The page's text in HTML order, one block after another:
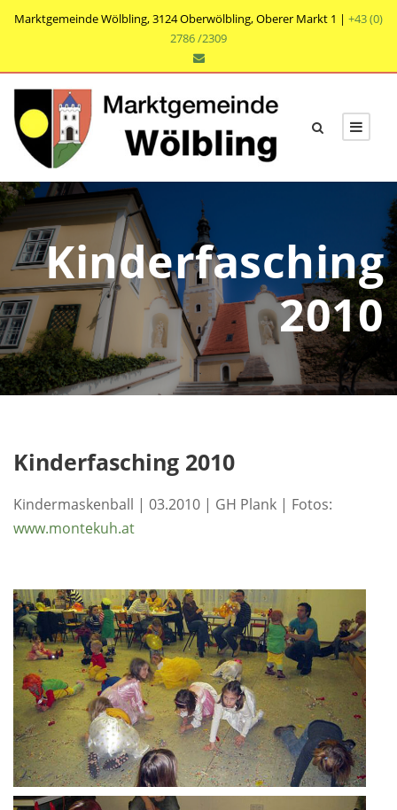
Marktgemeinde Wölbling, 3124 Oberwölbling, Oberer Markt 1 | +43 (0)
2786 /2309
Kinderfasching
2010
Kinderfasching 2010
Kindermaskenball | 03.2010 | GH Plank | Fotos:
www.montekuh.at